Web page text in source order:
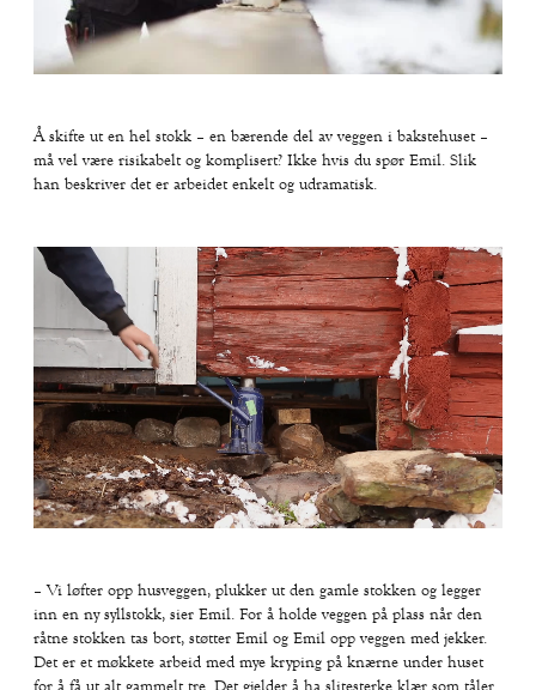
Å skifte ut en hel stokk – en bærende del av veggen i bakstehuset –
må vel være risikabelt og komplisert? Ikke hvis du spør Emil. Slik
han beskriver det er arbeidet enkelt og udramatisk.
– Vi løfter opp husveggen, plukker ut den gamle stokken og legger
inn en ny syllstokk, sier Emil. For å holde veggen på plass når den
råtne stokken tas bort, støtter Emil og Emil opp veggen med jekker.
Det er et møkkete arbeid med mye kryping på knærne under huset
for å få ut alt gammelt tre. Det gjelder å ha slitesterke klær som tåler